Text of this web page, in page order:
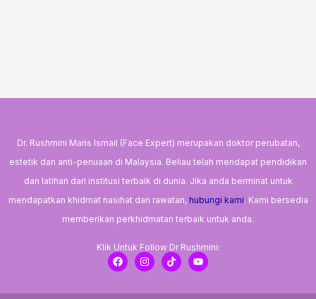
Dr. Rushmini Maris Ismail (Face Expert) merupakan doktor perubatan,
estetik dan anti-penuaan di Malaysia. Beliau telah mendapat pendidikan
dan latihan dari institusi terbaik di dunia. Jika anda berminat untuk
mendapatkan khidmat nasihat dan rawatan, hubungi kami. Kami bersedia
memberikan perkhidmatan terbaik untuk anda.
Klik Untuk Follow Dr Rushmini:
F
a
c
b
I
n
s
a
T
i
k
o
Y
o
u
u